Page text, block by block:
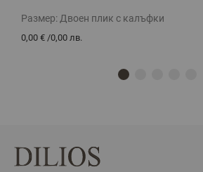
Размер: Двоен плик с калъфки
0,00 € /0,00 лв.